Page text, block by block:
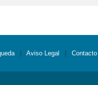
Aviso Legal Contacto